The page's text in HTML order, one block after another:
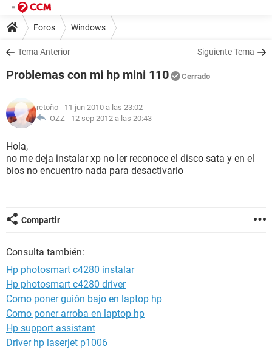
Foros Windows
Tema Anterior Siguiente Tema
Problemas con mi hp mini 110 Cerrado
retoño - 11 jun 2010 a las 23:02
OZZ - 12 sep 2012 a las 20:43
Hola,
no me deja instalar xp no ler reconoce el disco sata y en el
bios no encuentro nada para desactivarlo
Compartir
Consulta también:
Hp photosmart c4280 instalar
Hp photosmart c4280 driver
Como poner guión bajo en laptop hp
Como poner arroba en laptop hp
Hp support assistant
Driver hp laserjet p1006